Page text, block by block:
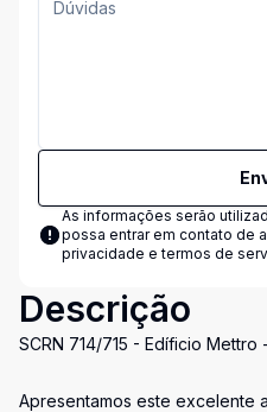
As informações serão
possa entrar em contato de
privacidade e termos de
Descrição
SCRN 714/715 - Edíficio Mettro
Apresentamos este excelente